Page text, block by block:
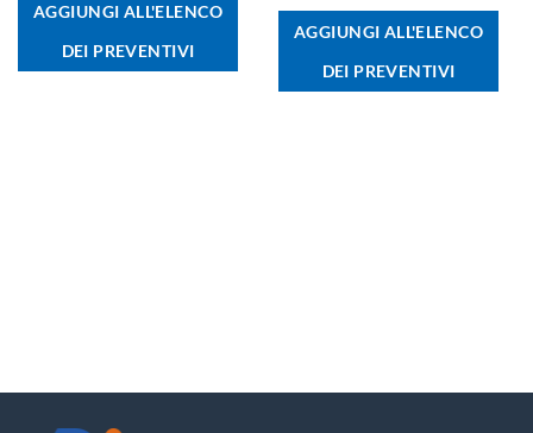
AGGIUNGI ALL'ELENCO
DEI PREVENTIVI
AGGIUNGI ALL'ELENCO
DEI PREVENTIVI